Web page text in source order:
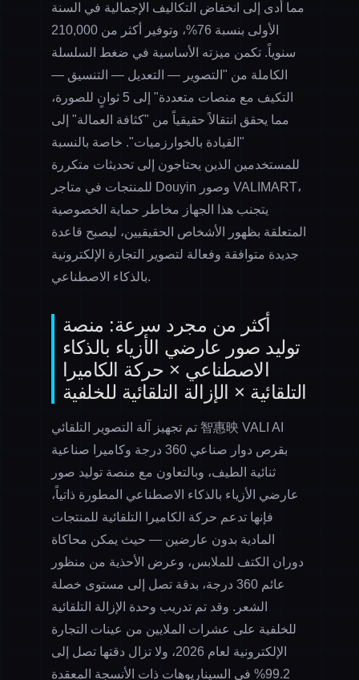
مما أدى إلى انخفاض التكاليف الإجمالية في السنة
الأولى بنسبة 76%، وتوفير أكثر من 210,000
سنوياً. تكمن ميزته الأساسية في ضغط السلسلة
الكاملة من "التصوير — التعديل — التنسيق —
التكيف مع منصات متعددة" إلى 5 ثوانٍ للصورة،
مما يحقق انتقالاً حقيقياً من "كثافة العمالة" إلى
"القيادة بالخوارزميات". خاصة بالنسبة
للمستخدمين الذين يحتاجون إلى تحديثات متكررة
للمنتجات في متاجر Douyin وصور VALIMART،
يتجنب هذا الجهاز مخاطر حماية الخصوصية
المتعلقة بظهور الأشخاص الحقيقيين، ليصبح قاعدة
جديدة متوافقة وفعالة لتصوير التجارة الإلكترونية
بالذكاء الاصطناعي.
أكثر من مجرد سرعة: منصة
توليد صور عارضي الأزياء بالذكاء
الاصطناعي × حركة الكاميرا
التلقائية × الإزالة التلقائية للخلفية
تم تجهيز آلة التصوير التلقائي 智惠映 VALI AI
بقرص دوار صناعي 360 درجة وكاميرا صناعية
ثنائية الطيف، وبالتعاون مع منصة توليد صور
عارضي الأزياء بالذكاء الاصطناعي المطورة ذاتياً،
فإنها تدعم حركة الكاميرا التلقائية للمنتجات
المادية بدون عارضين — حيث يمكن محاكاة
دوران الكتف للملابس، وعرض الأحذية من منظور
عائم 360 درجة، بدقة تصل إلى مستوى خصلة
الشعر. وقد تم تدريب وحدة الإزالة التلقائية
للخلفية على عشرات الملايين من عينات التجارة
الإلكترونية لعام 2026، ولا تزال دقتها تصل إلى
99.2% في السيناريوهات ذات الأنسجة المعقدة